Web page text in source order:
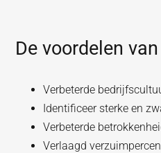
De voordelen
Verbeterde
Identificeer sterke en
Verbeterde
Verlaagd